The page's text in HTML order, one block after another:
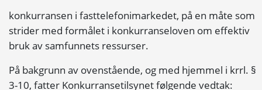
konkurransen i fasttelefonimarkedet, på en måte som
strider med formålet i konkurranseloven om effektiv
bruk av samfunnets ressurser.
På bakgrunn av ovenstående, og med hjemmel i krrl. §
3-10, fatter Konkurransetilsynet følgende vedtak: